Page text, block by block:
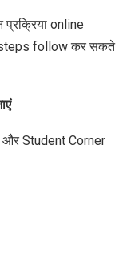
online
steps follow कर सकते
और Student Corner